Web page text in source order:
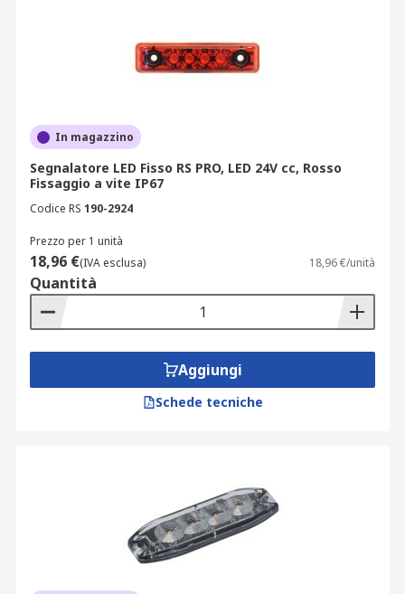
In magazzino
Segnalatore LED Fisso RS PRO, LED 24V cc, Rosso
Fissaggio a vite IP67
Codice RS 190-2924
Prezzo per 1 unità
18,96 €(IVA esclusa) 18,96 €/unità
Quantità
Aggiungi
Schede tecniche